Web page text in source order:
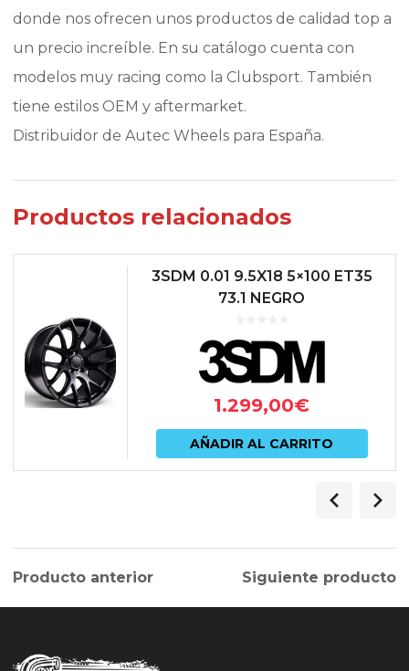
donde nos ofrecen unos productos de calidad top a
un precio increíble. En su catálogo cuenta con
modelos muy racing como la Clubsport. También
tiene estilos OEM y aftermarket.
Distribuidor de Autec Wheels para España.
Productos relacionados
3SDM 0.01 9.5X18 5×100 ET35
73.1 NEGRO
1.299,00€
AÑADIR AL CARRITO
Producto anterior Siguiente producto